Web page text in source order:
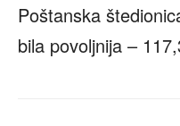
Poštanska
bila povoljnija –